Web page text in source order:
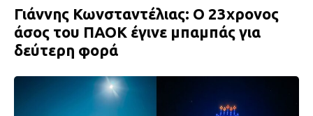
Γιάννης Κωνσταντέλιας: Ο 23χρονος
άσος του ΠΑΟΚ έγινε μπαμπάς για
δεύτερη φορά